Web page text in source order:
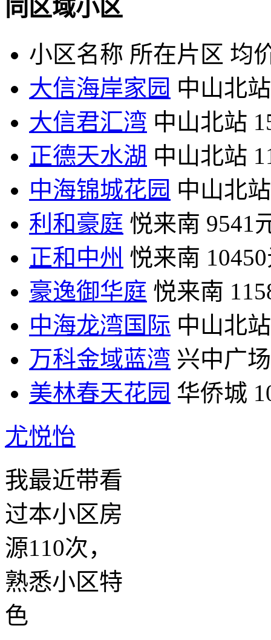
同区域小区
小区名称 所在片区 均
大信海岸家园 中山北站
大信君汇湾 中山北站
正德天水湖 中山北站
中海锦城花园 中山北站
利和豪庭 悦来南 9541
正和中州 悦来南
豪逸御华庭 悦来南
中海龙湾国际 中山北站
万科金域蓝湾 兴中广场
美林春天花园 华侨城
尤悦怡
我最近带看
过本小区房
源110次，
熟悉小区特
色